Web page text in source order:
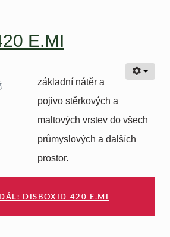
E.MI
základní nátěr a
pojivo stěrkových a
maltových vrstev do všech
průmyslových a dalších
prostor.
DISBOXID 420 E.MI